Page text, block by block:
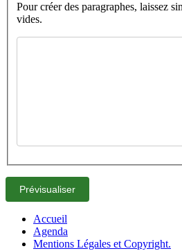
Pour créer des paragraphes, laissez
vides.
Accueil
Agenda
Mentions Légales et Copyright.